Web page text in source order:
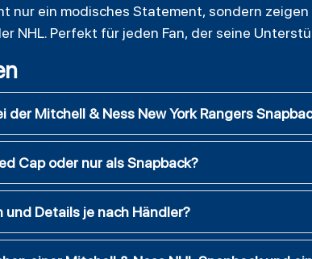
nur ein modisches Statement, sondern
NHL. Perfekt für jeden Fan, der seine
der Mitchell & Ness New York Rangers
Cap oder nur als Snapback?
Details je nach Händler?